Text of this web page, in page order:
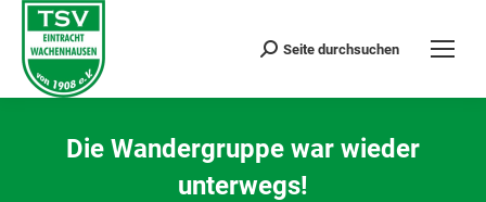
Search:
Seite durchsuchen
Die Wandergruppe war wieder
unterwegs!